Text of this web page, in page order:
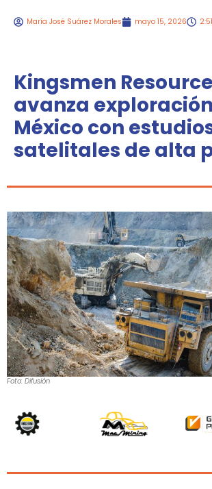
María José Suárez Morales mayo 15, 2026
Kingsmen
avanza
México con
satelitales de alta
Foto: Difusión